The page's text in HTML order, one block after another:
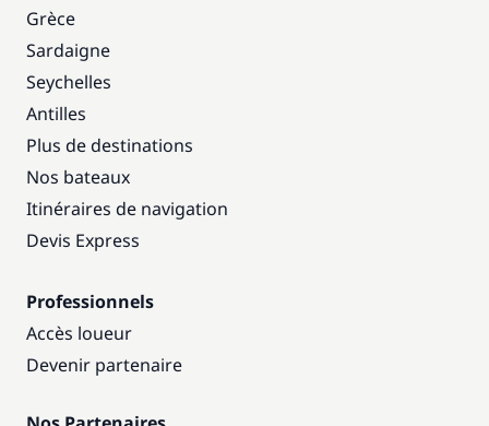
Grèce
Sardaigne
Seychelles
Antilles
Plus de destinations
Nos bateaux
Itinéraires de navigation
Devis Express
Professionnels
Accès loueur
Devenir partenaire